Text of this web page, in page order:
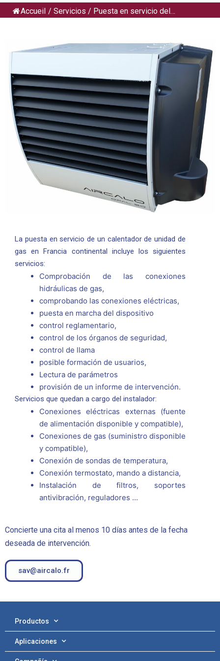
Accueil / Servicios / Puesta en servicio del…
La puesta en servicio de un calentador de unidad de
gas en Francia continental incluye los siguientes
servicios:
Comprobación de las conexiones
hidráulicas de gas,
comprobando las conexiones eléctricas,
puesta en marcha del dispositivo
control reglamentario,
control de los órganos de seguridad,
control de llama
posible formación de usuarios,
Lectura de parámetros
provisión de un informe de intervención.
Servicios que quedan a cargo del instalador:
Conexiones eléctricas externas (fuente
de alimentación disponible y compatible),
Conexiones de gas (suministro disponible
y compatible),
Conexión de sondas de temperatura,
Conexión termostato, mando a distancia,
Instalación de filtros, soportes
antivibración, reguladores …
Concierte una cita al menos 10 días antes de la fecha
deseada de intervención.
sav@aircalo.fr
Productos
Aplicaciones